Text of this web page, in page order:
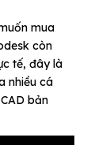
mua
còn
tế, đây là
nhiều cá
bản